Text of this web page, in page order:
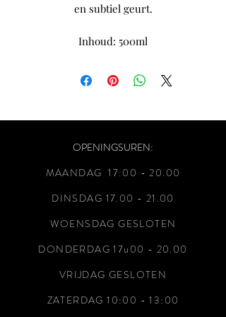
en subtiel geurt.
Inhoud: 500ml
OPENINGSUREN:
MAANDAG 17:00 - 20.00
DINSDAG 17.00 - 21.00
WOENSDAG GESLOTEN
DONDERDAG 17u00 - 20.00
VRIJDAG GESLOTEN
ZATERDAG 10:00 - 13:00